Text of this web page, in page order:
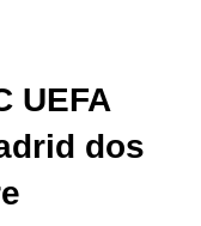
UEFA
dos